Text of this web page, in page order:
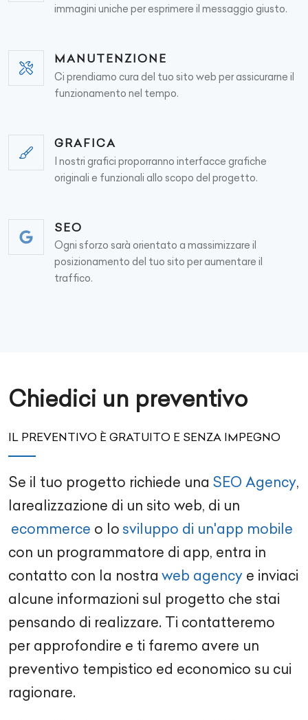
immagini uniche per esprimere il messaggio giusto.
MANUTENZIONE
Ci prendiamo cura del tuo sito web per assicurarne il
funzionamento nel tempo.
GRAFICA
I nostri grafici proporranno interfacce grafiche
originali e funzionali allo scopo del progetto.
SEO
Ogni sforzo sarà orientato a massimizzare il
posizionamento del tuo sito per aumentare il
traffico.
Chiedici un preventivo
IL PREVENTIVO È GRATUITO E SENZA IMPEGNO
Se il tuo progetto richiede una SEO Agency,
larealizzazione di un sito web, di un
ecommerce o lo sviluppo di un'app mobile
con un programmatore di app, entra in
contatto con la nostra web agency e inviaci
alcune informazioni sul progetto che stai
pensando di realizzare. Ti contatteremo
per approfondire e ti faremo avere un
preventivo tempistico ed economico su cui
ragionare.